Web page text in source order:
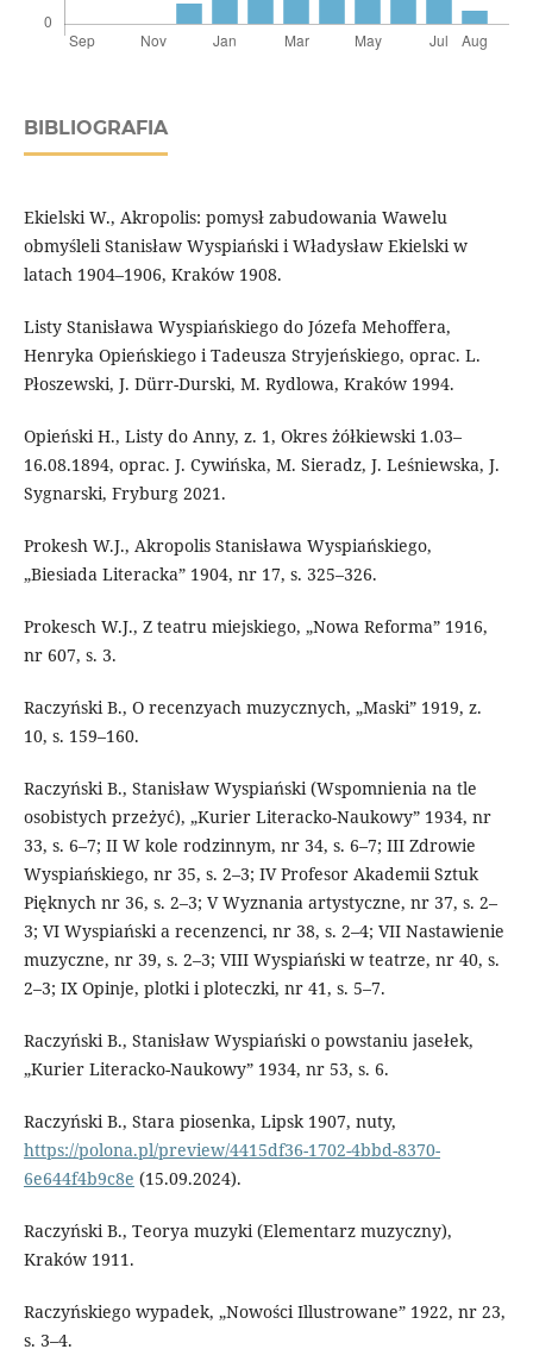
BIBLIOGRAFIA
Ekielski W., Akropolis: pomysł zabudowania Wawelu
obmyśleli Stanisław Wyspiański i Władysław Ekielski w
latach 1904–1906, Kraków 1908.
Listy Stanisława Wyspiańskiego do Józefa Mehoffera,
Henryka Opieńskiego i Tadeusza Stryjeńskiego, oprac. L.
Płoszewski, J. Dürr-Durski, M. Rydlowa, Kraków 1994.
Opieński H., Listy do Anny, z. 1, Okres żółkiewski 1.03–
16.08.1894, oprac. J. Cywińska, M. Sieradz, J. Leśniewska, J.
Sygnarski, Fryburg 2021.
Prokesh W.J., Akropolis Stanisława Wyspiańskiego,
„Biesiada Literacka” 1904, nr 17, s. 325–326.
Prokesch W.J., Z teatru miejskiego, „Nowa Reforma” 1916,
nr 607, s. 3.
Raczyński B., O recenzyach muzycznych, „Maski” 1919, z.
10, s. 159–160.
Raczyński B., Stanisław Wyspiański (Wspomnienia na tle
osobistych przeżyć), „Kurier Literacko-Naukowy” 1934, nr
33, s. 6–7; II W kole rodzinnym, nr 34, s. 6–7; III Zdrowie
Wyspiańskiego, nr 35, s. 2–3; IV Profesor Akademii Sztuk
Pięknych nr 36, s. 2–3; V Wyznania artystyczne, nr 37, s. 2–
3; VI Wyspiański a recenzenci, nr 38, s. 2–4; VII Nastawienie
muzyczne, nr 39, s. 2–3; VIII Wyspiański w teatrze, nr 40, s.
2–3; IX Opinje, plotki i ploteczki, nr 41, s. 5–7.
Raczyński B., Stanisław Wyspiański o powstaniu jasełek,
„Kurier Literacko-Naukowy” 1934, nr 53, s. 6.
Raczyński B., Stara piosenka, Lipsk 1907, nuty,
https://polona.pl/preview/4415df36-1702-4bbd-8370-
6e644f4b9c8e (15.09.2024).
Raczyński B., Teorya muzyki (Elementarz muzyczny),
Kraków 1911.
Raczyńskiego wypadek, „Nowości Illustrowane” 1922, nr 23,
s. 3–4.